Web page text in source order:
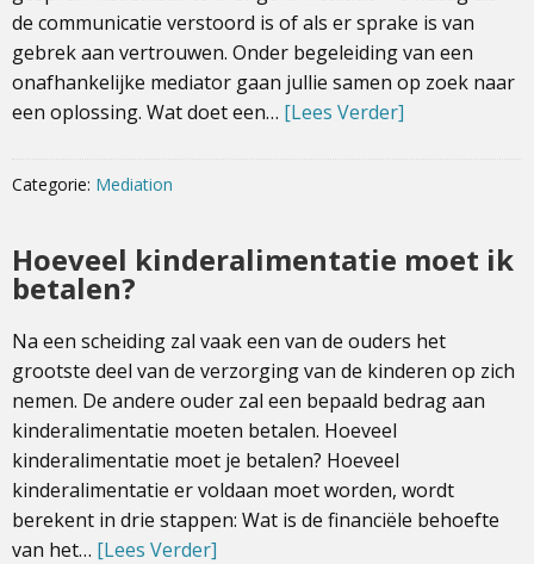
de communicatie verstoord is of als er sprake is van
gebrek aan vertrouwen. Onder begeleiding van een
onafhankelijke mediator gaan jullie samen op zoek naar
een oplossing. Wat doet een… [Lees Verder]
Categorie: Mediation
Hoeveel kinderalimentatie moet ik
betalen?
Na een scheiding zal vaak een van de ouders het
grootste deel van de verzorging van de kinderen op zich
nemen. De andere ouder zal een bepaald bedrag aan
kinderalimentatie moeten betalen. Hoeveel
kinderalimentatie moet je betalen? Hoeveel
kinderalimentatie er voldaan moet worden, wordt
berekent in drie stappen: Wat is de financiële behoefte
van het… [Lees Verder]